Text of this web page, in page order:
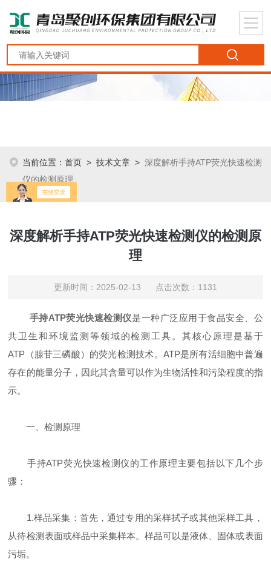
当前位置：首页 >技术文章 >深度解析手持ATP荧光快速检测
仪的检测原理
深度解析手持ATP荧光快速检测仪的检测原
理
更新时间：2025-02-13 点击次数：1131
手持ATP荧光快速检测仪是一种广泛应用于食品安全、公
共卫生和环境监测等领域的检测工具。其核心原理是基于
ATP（腺苷三磷酸）的荧光检测技术。ATP是所有活细胞中普遍
存在的能量分子，因此其含量可以作为生物活性和污染程度的指
示。
一、检测原理
手持ATP荧光快速检测仪的工作原理主要包括以下几个步
骤：
1.样品采集：首先，通过专用的采样拭子或其他采样工具，
从待检测表面或样品中采集样本。样品可以是液体、固体或表面
污垢。